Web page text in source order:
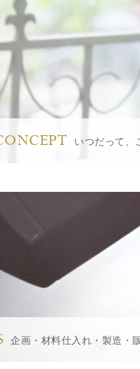
いつだって、
企画・材料仕入れ・製造・